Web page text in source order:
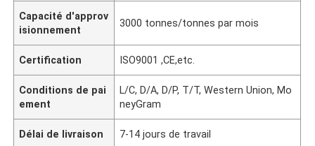
Capacité d'approv
isionnement
3000 tonnes/tonnes par mois
Certification ISO9001 ,CE,etc.
Conditions de pai
ement
L/C, D/A, D/P, T/T, Western Union, Mo
neyGram
Délai de livraison 7-14 jours de travail